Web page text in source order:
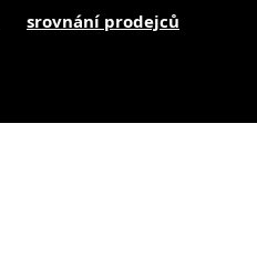
srovnání prodejců